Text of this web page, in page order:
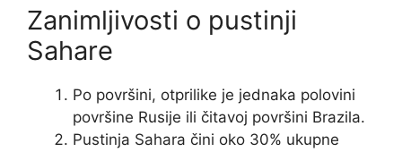
Zanimljivosti o pustinji
Sahare
Po površini, otprilike je jednaka polovini
površine Rusije ili čitavoj površini Brazila.
Pustinja Sahara čini oko 30% ukupne